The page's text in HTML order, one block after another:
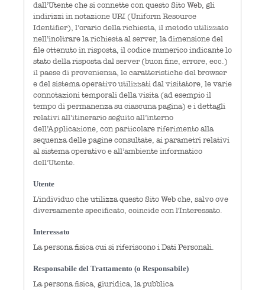
dall’Utente che si connette con questo Sito Web, gli
indirizzi in notazione URI (Uniform Resource
Identifier), l’orario della richiesta, il metodo utilizzato
nell’inoltrare la richiesta al server, la dimensione del
file ottenuto in risposta, il codice numerico indicante lo
stato della risposta dal server (buon fine, errore, ecc.)
il paese di provenienza, le caratteristiche del browser
e del sistema operativo utilizzati dal visitatore, le varie
connotazioni temporali della visita (ad esempio il
tempo di permanenza su ciascuna pagina) e i dettagli
relativi all’itinerario seguito all’interno
dell’Applicazione, con particolare riferimento alla
sequenza delle pagine consultate, ai parametri relativi
al sistema operativo e all’ambiente informatico
dell’Utente.
Utente
L'individuo che utilizza questo Sito Web che, salvo ove
diversamente specificato, coincide con l'Interessato.
Interessato
La persona fisica cui si riferiscono i Dati Personali.
Responsabile del Trattamento (o Responsabile)
La persona fisica, giuridica, la pubblica